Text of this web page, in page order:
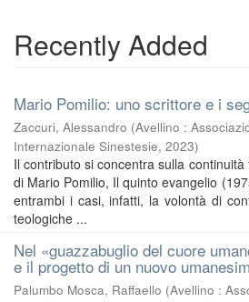
Recently Added
Mario Pomilio: uno scrittore e i
Zaccuri, Alessandro (Avellino :
Internazionale Sinestesie, 2023)
Il contributo si concentra sulla
di Mario Pomilio, Il quinto evangelio
entrambi i casi, infatti, la volontà di
teologiche ...
Nel «guazzabuglio del cuore
e il progetto di un nuovo
Palumbo Mosca, Raffaello (Avellino :